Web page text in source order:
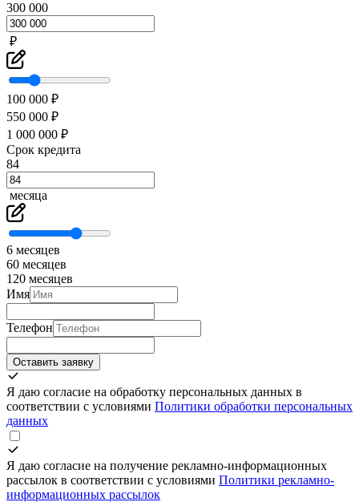
300 000
₽
100 000 ₽
550 000 ₽
1 000 000 ₽
Срок кредита
84
месяца
6 месяцев
60 месяцев
120 месяцев
Имя
Телефон
Оставить заявку
Я даю согласие на обработку персональных данных в
соответствии с условиями Политики обработки персональных
данных
Я даю согласие на получение рекламно-информационных
рассылок в соответствии с условиями Политики рекламно-
информационных рассылок